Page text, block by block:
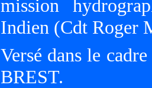
mission
Indien (Cdt Roger
Versé dans le
BREST.